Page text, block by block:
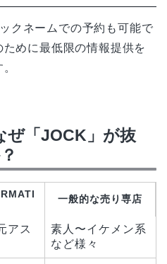
クネームでの予約も可能で
めに最低限の情報提供を
ぜ「JOCK」が抜
一般的な売り専店
アス
素人〜イケメン系
など様々